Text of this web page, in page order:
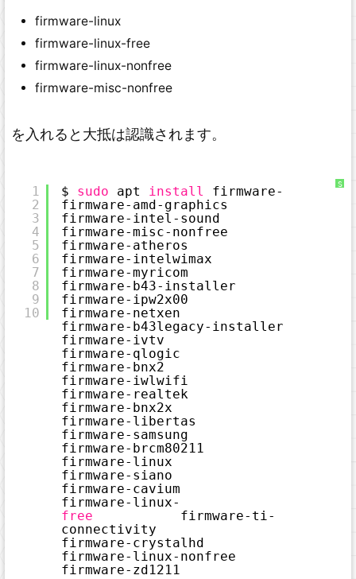
firmware-linux
firmware-linux-free
firmware-linux-nonfree
firmware-misc-nonfree
を入れると大抵は認識されます。
S
1
2
3
4
5
6
7
8
9
10
$ sudo apt install
firmware-
firmware-amd-graphics
firmware-intel-sound
firmware-misc-nonfree
firmware-atheros
firmware-intelwimax
firmware-myricom
firmware-b43-installer
firmware-ipw2x00
firmware-netxen
firmware-b43legacy-installer
firmware-ivtv
firmware-qlogic
firmware-bnx2
firmware-iwlwifi
firmware-realtek
firmware-bnx2x
firmware-libertas
firmware-samsung
firmware-brcm80211
firmware-linux
firmware-siano
firmware-cavium
firmware-linux-
free
firmware-ti-
connectivity
firmware-crystalhd
firmware-linux-nonfree
firmware-zd1211